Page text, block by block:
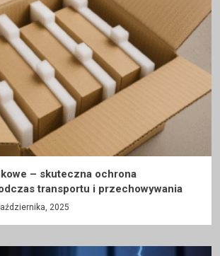
– skuteczna ochrona
transportu i przechowywania
2025